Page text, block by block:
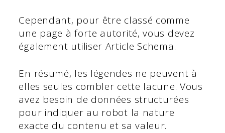
Cependant, pour être classé comme
une page à forte autorité, vous devez
également utiliser Article Schema.
En résumé, les légendes ne peuvent à
elles seules combler cette lacune. Vous
avez besoin de données structurées
pour indiquer au robot la nature
exacte du contenu et sa valeur.